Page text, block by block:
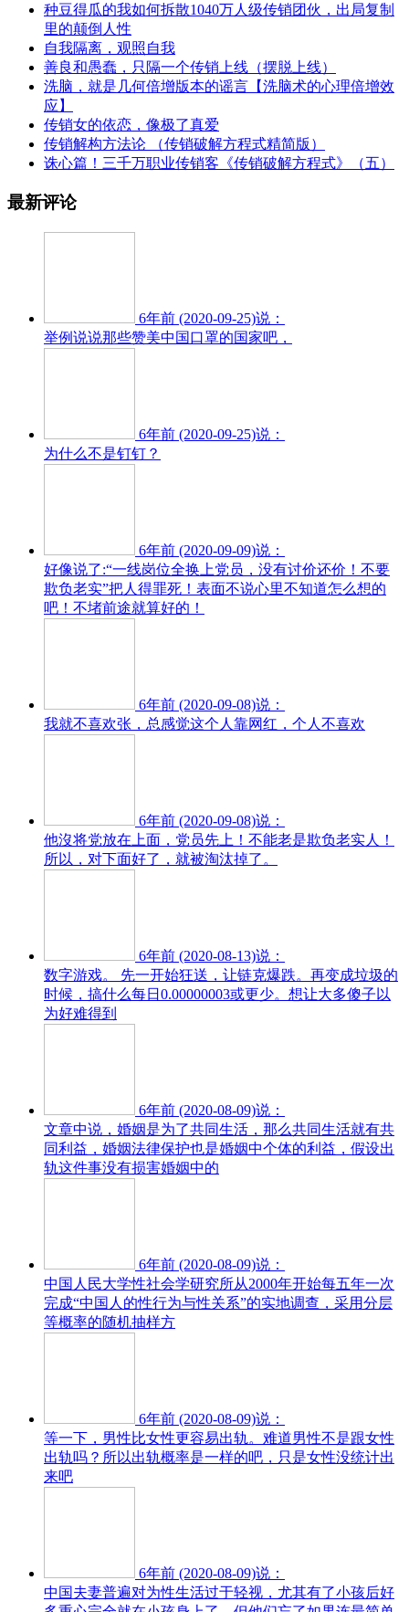
种豆得瓜的我如何拆散1040万人级传销团伙，出局复制
里的颠倒人性
自我隔离，观照自我
善良和愚蠢，只隔一个传销上线（摆脱上线）
洗脑，就是几何倍增版本的谣言【洗脑术的心理倍增效
应】
传销女的依恋，像极了真爱
传销解构方法论 （传销破解方程式精简版）
诛心篇！三千万职业传销客《传销破解方程式》（五）
最新评论
6年前 (2020-09-25)说：
举例说说那些赞美中国口罩的国家吧，
6年前 (2020-09-25)说：
为什么不是钉钉？
6年前 (2020-09-09)说：
好像说了:“一线岗位全换上党员，没有讨价还价！不要
欺负老实”把人得罪死！表面不说心里不知道怎么想的
吧！不堵前途就算好的！
6年前 (2020-09-08)说：
我就不喜欢张，总感觉这个人靠网红，个人不喜欢
6年前 (2020-09-08)说：
他沒将党放在上面，党员先上！不能老是欺负老实人！
所以，对下面好了，就被淘汰掉了。
6年前 (2020-08-13)说：
数字游戏。 先一开始狂送，让链克爆跌。再变成垃圾的
时候，搞什么每日0.00000003或更少。想让大多傻子以
为好难得到
6年前 (2020-08-09)说：
文章中说，婚姻是为了共同生活，那么共同生活就有共
同利益，婚姻法律保护也是婚姻中个体的利益，假设出
轨这件事没有损害婚姻中的
6年前 (2020-08-09)说：
中国人民大学性社会学研究所从2000年开始每五年一次
完成“中国人的性行为与性关系”的实地调查，采用分层
等概率的随机抽样方
6年前 (2020-08-09)说：
等一下，男性比女性更容易出轨。难道男性不是跟女性
出轨吗？所以出轨概率是一样的吧，只是女性没统计出
来吧
6年前 (2020-08-09)说：
中国夫妻普遍对为性生活过于轻视，尤其有了小孩后好